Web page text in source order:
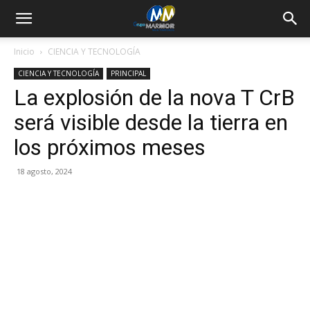
Inicio CIENCIA Y TECNOLOGÍA
CIENCIA Y TECNOLOGÍA PRINCIPAL
La explosión de la nova T CrB
será visible desde la tierra en
los próximos meses
18 agosto, 2024